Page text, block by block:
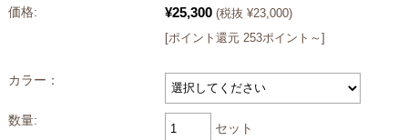
価格: ¥25,300 (税抜 ¥23,000)
[ポイント還元 253ポイント～]
カラー：
数量:
セット